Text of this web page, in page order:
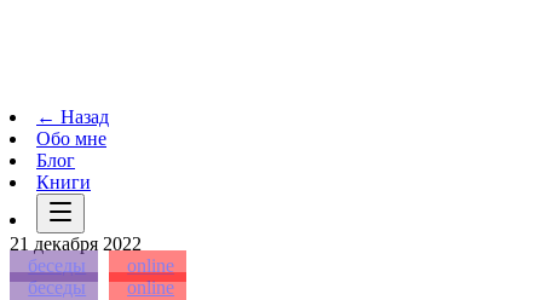
← Назад
Обо мне
Блог
Книги
21 декабря 2022
беседы
online
беседы
online